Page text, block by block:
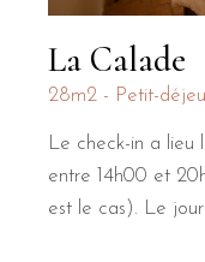
La Calade
28m2 - Petit-
Le check-in a lieu
entre 14h00 et
est le cas). Le